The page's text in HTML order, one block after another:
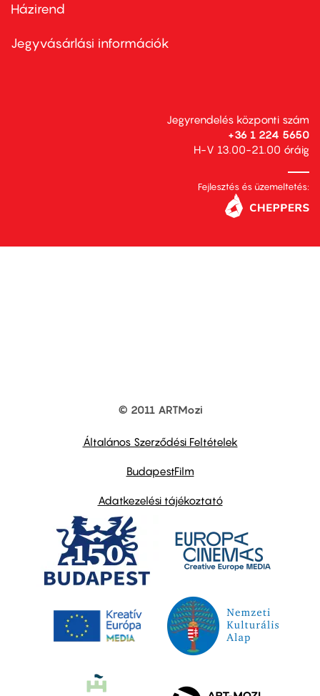
Footer
second
Házirend
Jegyvásárlási információk
Jegyrendelés központi szám
+36 1 224 5650
H-V 13.00-21.00 óráig
Fejlesztés és üzemeltetés:
© 2011 ARTMozi
Általános Szerződési Feltételek
BudapestFilm
Adatkezelési tájékoztató